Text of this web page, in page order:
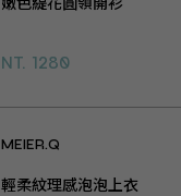
NT. 1280
MEIER.Q
輕柔紋理感泡泡上衣